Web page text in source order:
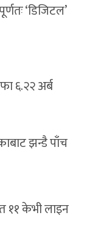
‘डिजिटल’
६.२२ अर्ब
झन्डै पाँच
११ केभी लाइन